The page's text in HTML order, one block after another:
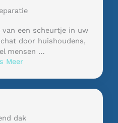
een scheurtje in uw
door huishoudens,
mensen …
Meer
dak